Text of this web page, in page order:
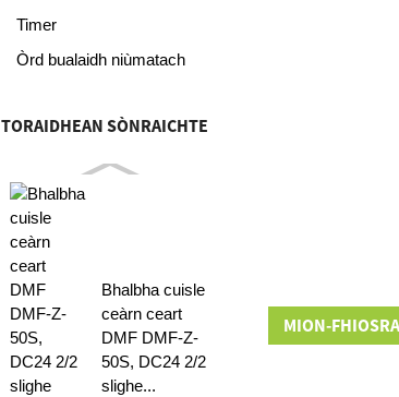
Timer
Òrd bualaidh niùmatach
TORAIDHEAN SÒNRAICHTE
Bhalbha cuisle
ceàrn ceart
DMF DMF-Z-
50S, DC24 2/2
slighe...
MION-